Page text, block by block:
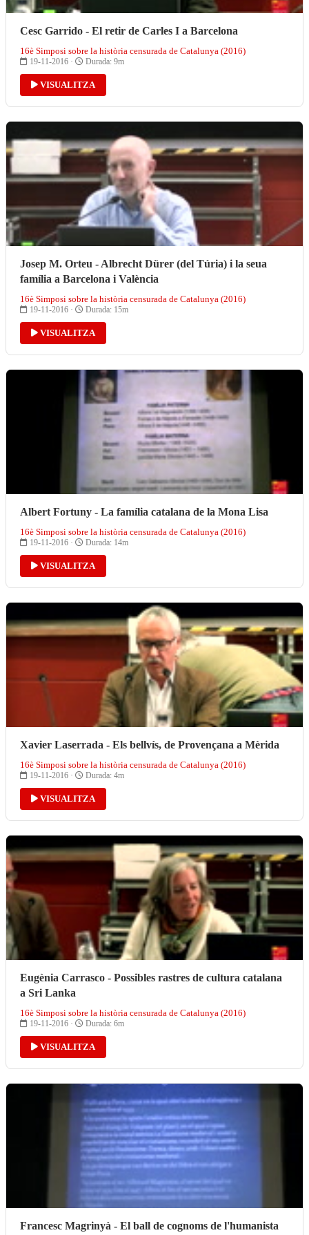
Cesc Garrido - El retir de Carles I a Barcelona
16è Simposi sobre la història censurada de Catalunya (2016)
19-11-2016 · Durada: 9m
VISUALITZA
Josep M. Orteu - Albrecht Dürer (del Túria) i la seua
família a Barcelona i València
16è Simposi sobre la història censurada de Catalunya (2016)
19-11-2016 · Durada: 15m
VISUALITZA
Albert Fortuny - La família catalana de la Mona Lisa
16è Simposi sobre la història censurada de Catalunya (2016)
19-11-2016 · Durada: 14m
VISUALITZA
Xavier Laserrada - Els bellvís, de Provençana a Mèrida
16è Simposi sobre la història censurada de Catalunya (2016)
19-11-2016 · Durada: 4m
VISUALITZA
Eugènia Carrasco - Possibles rastres de cultura catalana
a Sri Lanka
16è Simposi sobre la història censurada de Catalunya (2016)
19-11-2016 · Durada: 6m
VISUALITZA
Francesc Magrinyà - El ball de cognoms de l'humanista